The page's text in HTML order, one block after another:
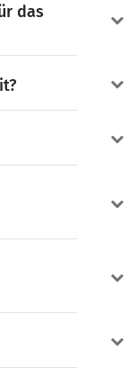
das